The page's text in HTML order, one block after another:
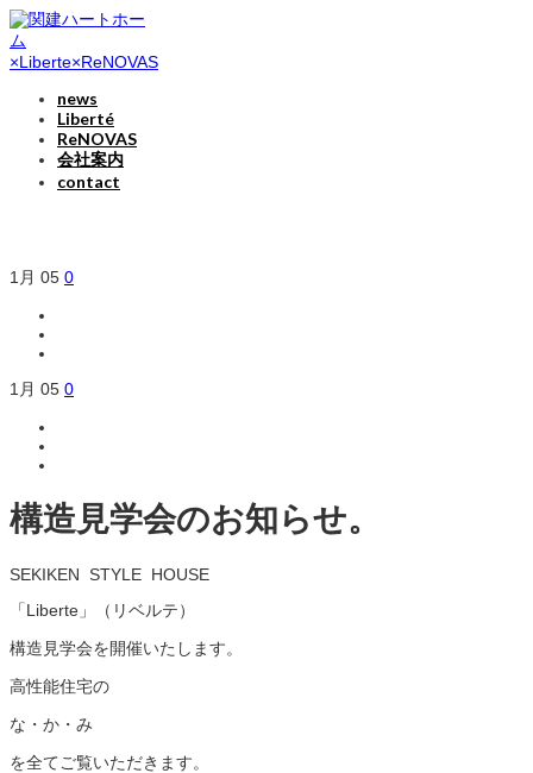
news
Liberté
ReNOVAS
会社案内
contact
1月 05 0
1月 05 0
構造見学会のお知らせ。
SEKIKEN STYLE HOUSE
「Liberte」（リベルテ）
構造見学会を開催いたします。
高性能住宅の
な・か・み
を全てご覧いただきます。